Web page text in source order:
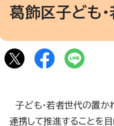
葛飾区子ども
子ども・若者世代の置
連携して推進することを